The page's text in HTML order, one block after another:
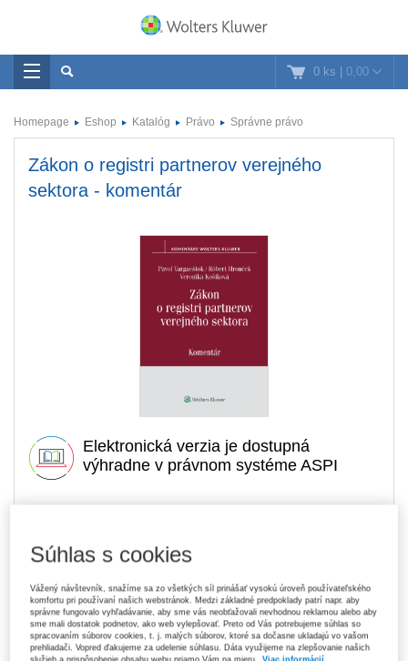
0 ks | 0,00
Homepage Eshop Katalóg Právo Správne právo
Zákon o registri partnerov verejného
sektora - komentár
Elektronická verzia je dostupná
výhradne v právnom systéme ASPI
Na sklade- expedujeme ihneď. U vás do 3 prac. dní
Upozorňujeme, že v období od 1. 8. do 21. 8. z technických
dôvodov nemôžeme vystavovať daňové doklady. Budú vám
zaslané dodatočne e‑mailom.
ks Vložiť do košíka
Súhlas s cookies
Vážený návštevník, snažíme sa zo všetkých síl prinášať vysokú úroveň používateľského
komfortu pri používaní našich webstránok. Medzi základné predpoklady patrí napr. aby
správne fungovalo vyhľadávanie, aby sme vás neobťažovali nevhodnou reklamou alebo aby
sme mali dostatok podnetov, ako web vylepšovať. Preto od Vás potrebujeme súhlas so
spracovaním súborov cookies, t. j. malých súborov, ktoré sa dočasne ukladajú vo vašom
prehliadači. Vopred ďakujeme za udelenie súhlasu. Dáta využijeme na zlepšovanie našich